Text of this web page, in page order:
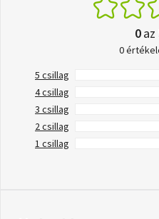
0
0
5 csillag
4 csillag
3 csillag
2 csillag
1 csillag